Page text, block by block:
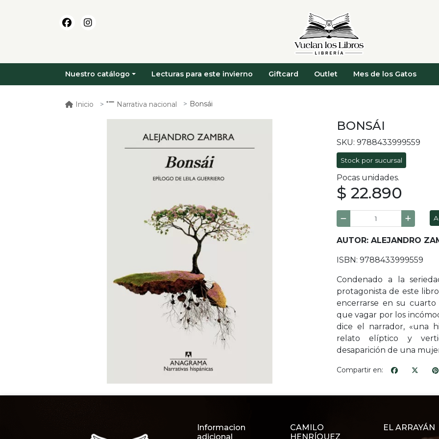
Nuestro catálogo Lecturas para este invierno Giftcard Outlet Mes de los Gatos
Inicio Narrativa nacional Bonsái
BONSÁI
SKU: 9788433999559
Stock por sucursal
Pocas unidades.
$ 22.890
AUTOR: ALEJANDRO
ISBN: 9788433999559
Condenado a la
protagonista de este
encerrarse en su
que vagar por los
dice el narrador, «una
relato elíptico y
desaparición de una
Compartir en:
Informacion
adicional
CAMILO
HENRÍQUEZ
EL ARRAYÁN